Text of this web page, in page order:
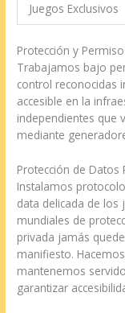
Juegos Exclusivos
Protección y
Trabajamos bajo
control reconocidas
accesible en la
independientes que
mediante
Protección de Datos
Instalamos
data delicada de los
mundiales de
privada jamás
manifiesto.
mantenemos
garantizar